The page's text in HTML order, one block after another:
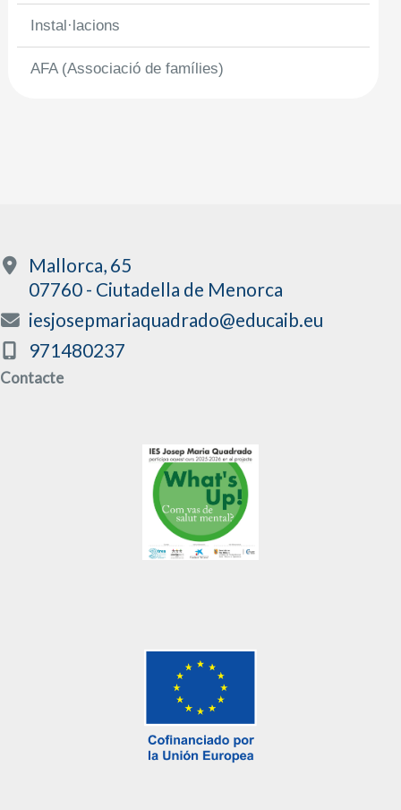
Instal·lacions
AFA (Associació de famílies)
Mallorca, 65
07760 - Ciutadella de Menorca
iesjosepmariaquadrado@educaib.eu
971480237
Contacte